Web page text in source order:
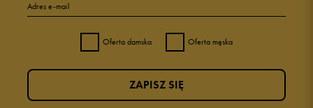
Adres e-mail
Oferta damska Oferta męska
ZAPISZ SIĘ